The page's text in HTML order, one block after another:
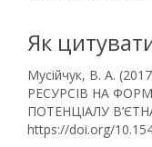
Як
Мусійчук, В. А.
РЕСУРСІВ НА
ПОТЕНЦІАЛУ
https://doi.org/